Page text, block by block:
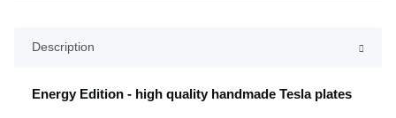
Description
Energy Edition - high quality handmade Tesla plates